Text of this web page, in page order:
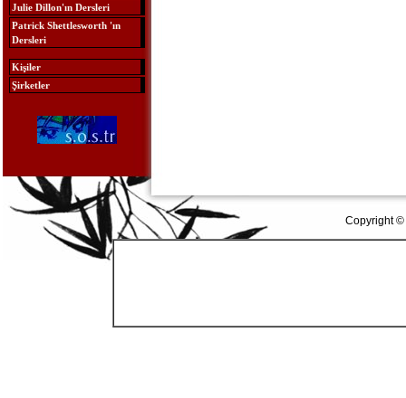
Julie Dillon'ın Dersleri
Patrick Shettlesworth 'ın
Dersleri
Kişiler
Şirketler
Copyright ©